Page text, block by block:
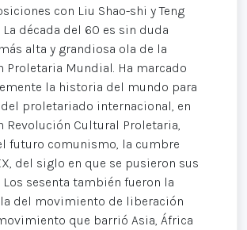
con Liu Shao-shi y Teng
La década del 60 es sin duda
alta y grandiosa ola de la
Proletaria Mundial. Ha marcado
la historia del mundo para
proletariado internacional, en
Revolución Cultural Proletaria,
futuro comunismo, la cumbre
del siglo en que se pusieron sus
sesenta también fueron la
del movimiento de liberación
que barrió Asia, África